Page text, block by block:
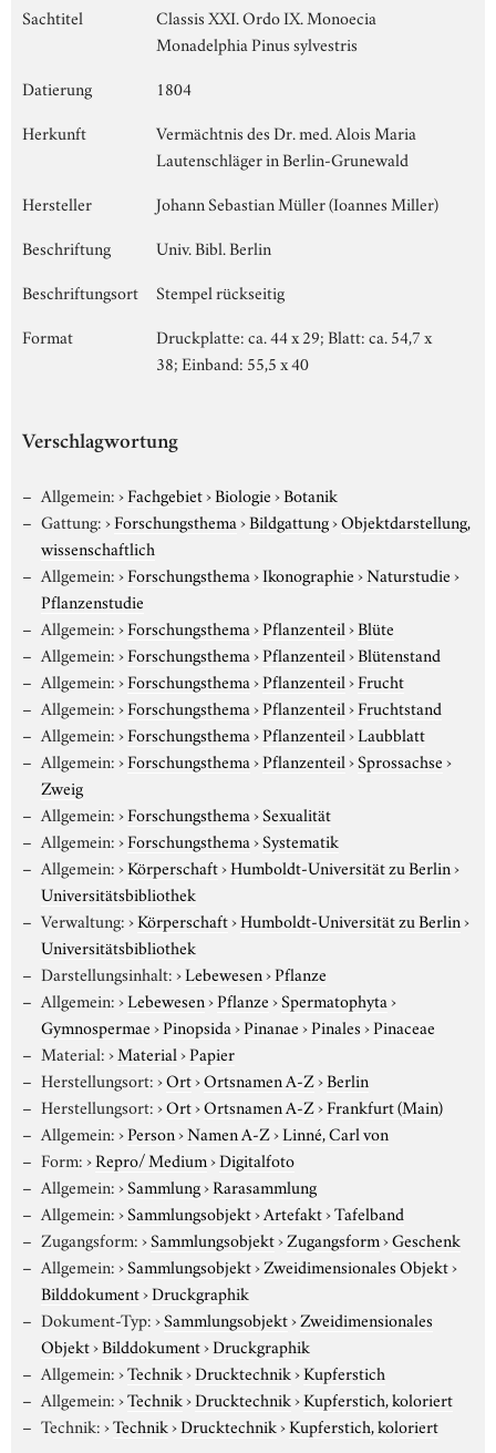
Sachtitel
Classis XXI. Ordo IX. Monoecia
Monadelphia Pinus sylvestris
Datierung
1804
Herkunft
Vermächtnis des Dr. med. Alois Maria
Lautenschläger in Berlin-Grunewald
Hersteller
Johann Sebastian Müller (Ioannes Miller)
Beschriftung
Univ. Bibl. Berlin
Beschriftungsort
Stempel rückseitig
Format
Druckplatte: ca. 44 x 29; Blatt: ca. 54,7 x
38; Einband: 55,5 x 40
Verschlagwortung
Allgemein:›Fachgebiet›Biologie›Botanik
Gattung:›Forschungsthema›Bildgattung›Objektdarstellung,
wissenschaftlich
Allgemein:›Forschungsthema›Ikonographie›Naturstudie›
Pflanzenstudie
Allgemein:›Forschungsthema›Pflanzenteil›Blüte
Allgemein:›Forschungsthema›Pflanzenteil›Blütenstand
Allgemein:›Forschungsthema›Pflanzenteil›Frucht
Allgemein:›Forschungsthema›Pflanzenteil›Fruchtstand
Allgemein:›Forschungsthema›Pflanzenteil›Laubblatt
Allgemein:›Forschungsthema›Pflanzenteil›Sprossachse›
Zweig
Allgemein:›Forschungsthema›Sexualität
Allgemein:›Forschungsthema›Systematik
Allgemein:›Körperschaft›Humboldt-Universität zu Berlin›
Universitätsbibliothek
Verwaltung:›Körperschaft›Humboldt-Universität zu Berlin›
Universitätsbibliothek
Darstellungsinhalt:›Lebewesen›Pflanze
Allgemein:›Lebewesen›Pflanze›Spermatophyta›
Gymnospermae›Pinopsida›Pinanae›Pinales›Pinaceae
Material:›Material›Papier
Herstellungsort:›Ort›Ortsnamen A-Z›Berlin
Herstellungsort:›Ort›Ortsnamen A-Z›Frankfurt (Main)
Allgemein:›Person›Namen A-Z›Linné, Carl von
Form:›Repro/ Medium›Digitalfoto
Allgemein:›Sammlung›Rarasammlung
Allgemein:›Sammlungsobjekt›Artefakt›Tafelband
Zugangsform:›Sammlungsobjekt›Zugangsform›Geschenk
Allgemein:›Sammlungsobjekt›Zweidimensionales Objekt›
Bilddokument›Druckgraphik
Dokument-Typ:›Sammlungsobjekt›Zweidimensionales
Objekt›Bilddokument›Druckgraphik
Allgemein:›Technik›Drucktechnik›Kupferstich
Allgemein:›Technik›Drucktechnik›Kupferstich, koloriert
Technik:›Technik›Drucktechnik›Kupferstich, koloriert